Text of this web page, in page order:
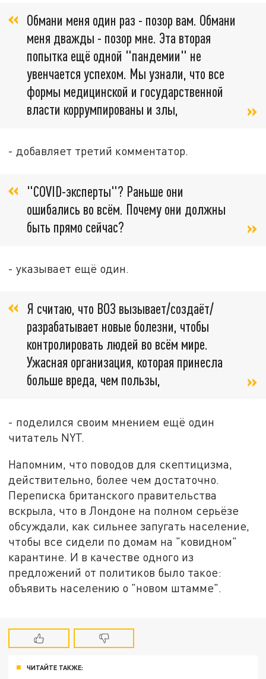
Обмани меня один раз - позор вам. Обмани
меня дважды - позор мне. Эта вторая
попытка ещё одной "пандемии" не
увенчается успехом. Мы узнали, что все
формы медицинской и государственной
власти коррумпированы и злы,
- добавляет третий комментатор.
"COVID-эксперты"? Раньше они
ошибались во всём. Почему они должны
быть прямо сейчас?
- указывает ещё один.
Я считаю, что ВОЗ вызывает/создаёт/
разрабатывает новые болезни, чтобы
контролировать людей во всём мире.
Ужасная организация, которая принесла
больше вреда, чем пользы,
- поделился своим мнением ещё один
читатель NYT.
Напомним, что поводов для скептицизма,
действительно, более чем достаточно.
Переписка британского правительства
вскрыла, что в Лондоне на полном серьёзе
обсуждали, как сильнее запугать население,
чтобы все сидели по домам на "ковидном"
карантине. И в качестве одного из
предложений от политиков было такое:
объявить населению о "новом штамме".
ЧИТАЙТЕ ТАКЖЕ: